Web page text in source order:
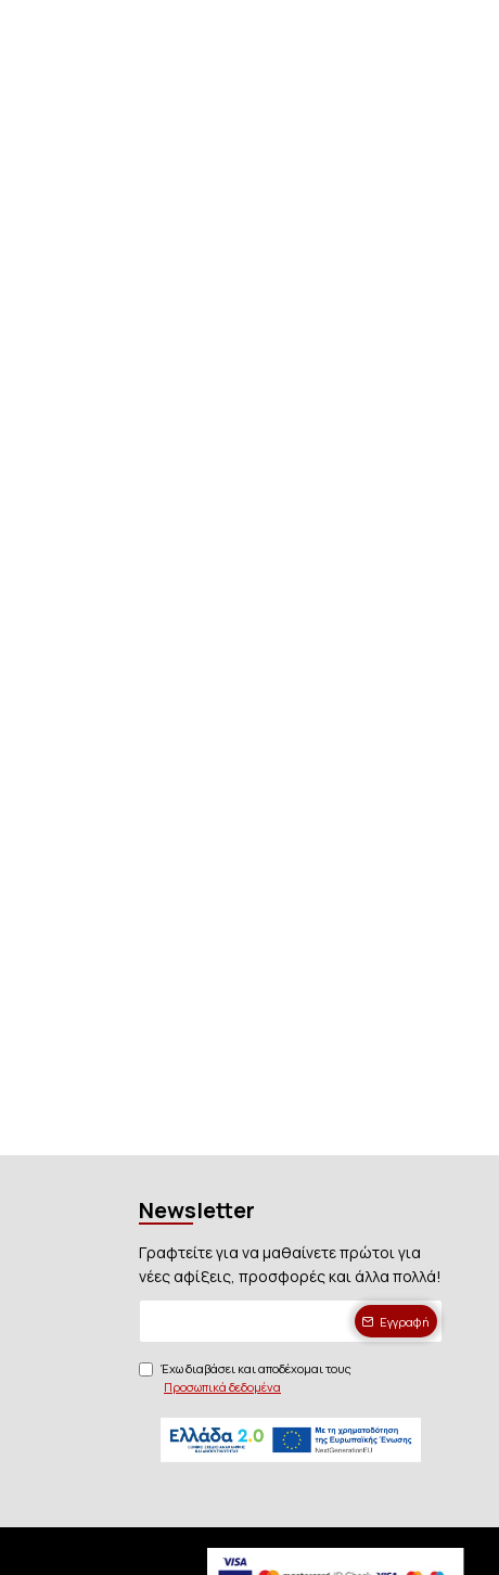
Newsletter
Γραφτείτε για να μαθαίνετε πρώτοι για
νέες αφίξεις, προσφορές και άλλα πολλά!
Εγγραφή
Έχω διαβάσει και αποδέχομαι τους
Προσωπικά δεδομένα